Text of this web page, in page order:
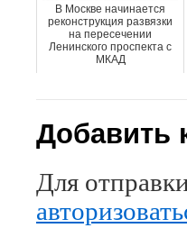
В Москве начинается
реконструкция развязки
на пересечении
Ленинского проспекта с
МКАД
Добавить
Для